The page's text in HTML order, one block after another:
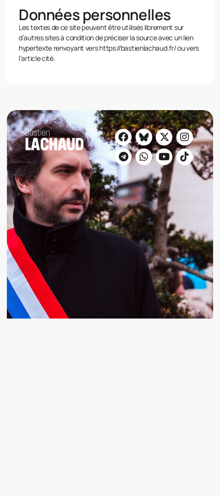
Données personnelles
Les textes de ce site peuvent être utilisés librement sur
d’autres sites à condition de préciser la source avec un lien
hypertexte renvoyant vers https://bastienlachaud.fr/ ou vers
l’article cité.